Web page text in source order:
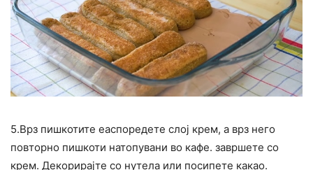
5.Врз пишкотите еаспоредете слој крем, а врз него
повторно пишкоти натопувани во кафе. завршете со
крем. Декорирајте со нутела или посипете какао.